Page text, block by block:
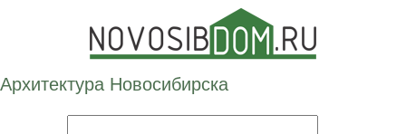
Архитектура Новосибирска